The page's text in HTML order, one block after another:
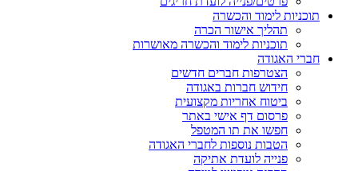
לימוד והכשרה
תהליך אישור הכרה
תוכניות לימוד והכשרה מאושרות
האגודה
הצטרפות חברים חדשים
חידוש חברות באגודה
ביטוח אחריות מקצועית
פרסום דף אישי באתר
חפשו את תו המטפל
הטבות נוספות לחברי האגודה
פנייה לועדת אתיקה